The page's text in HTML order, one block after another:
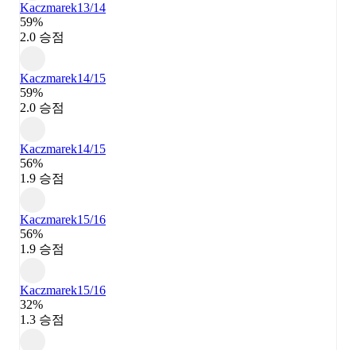
Kaczmarek13/14
59%
2.0 승점
Kaczmarek14/15
59%
2.0 승점
Kaczmarek14/15
56%
1.9 승점
Kaczmarek15/16
56%
1.9 승점
Kaczmarek15/16
32%
1.3 승점